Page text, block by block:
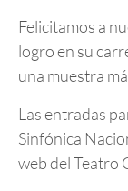
Felicitamos a
logro en su
una muestra
Las entradas
Sinfónica
web del Teatro